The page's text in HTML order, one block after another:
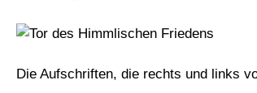
Die Aufschriften, die rechts und links